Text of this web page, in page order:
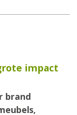
impact
brand